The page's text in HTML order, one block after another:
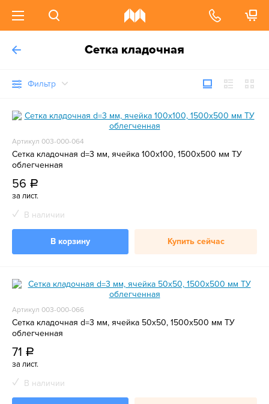
Сетка кладочная
Фильтр
Артикул 003-000-064
Сетка кладочная d=3 мм, ячейка 100х100, 1500х500 мм ТУ
облегченная
56 a
за лист.
В наличии
В корзину Купить сейчас
Артикул 003-000-066
Сетка кладочная d=3 мм, ячейка 50х50, 1500х500 мм ТУ
облегченная
71 a
за лист.
В наличии